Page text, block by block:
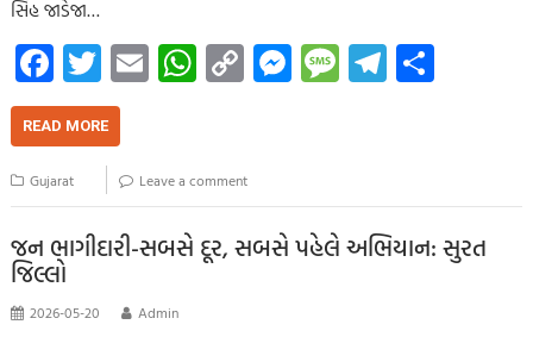
સિંહ જાડેજા…
Fa
ce
b
o
o
k
T
wi
tt
er
E
m
W
h
s
A
p
C
o
y
Li
nk
M
es
g
er
M
es
e
Te
le
m
READ MORE
Gujarat Leave a comment
જન ભાગીદારી-સબસે દૂર, સબસે પહેલે અભિયાન: સુરત
જિલ્લો
2026-05-20 Admin